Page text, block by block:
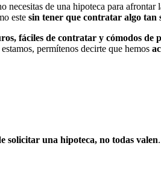
necesitas de una hipoteca para
este sin tener que contratar algo tan
fáciles de contratar y cómodos de
permítenos decirte que hemos
solicitar una hipoteca, no todas valen